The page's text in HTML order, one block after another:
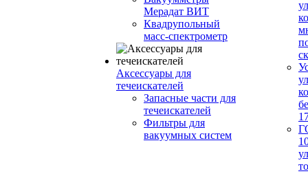
Мерадат ВИТ
Квадрупольный
масс-спектрометр
Аксессуары для
течеискателей
Запасные части для
течеискателей
Фильтры для
вакуумных систем